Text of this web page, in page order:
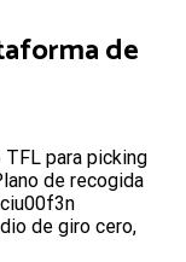
de
TFL para picking
de recogida
de giro cero,